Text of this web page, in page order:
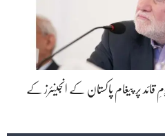
قائد پر پیغام پاکستان کے انجینئرز کے